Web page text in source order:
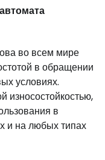
во всем мире
в обращении
условиях.
износостойкостью,
в
и на любых типах